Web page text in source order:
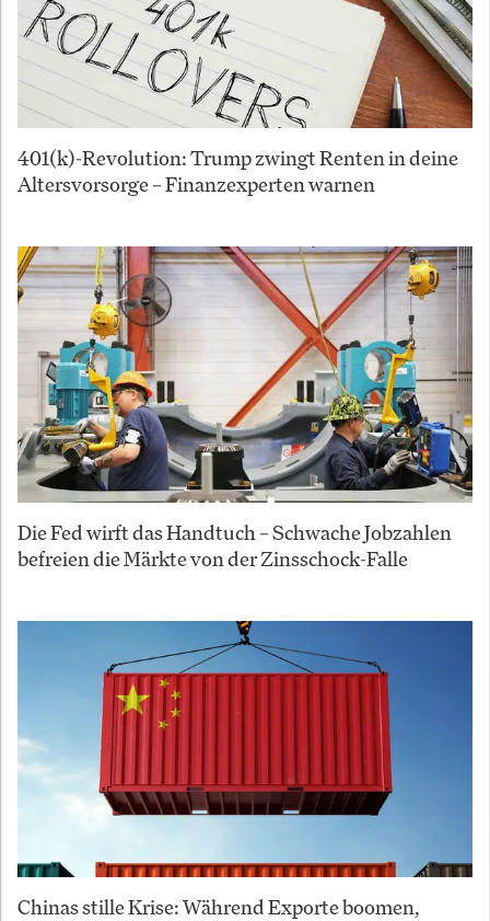
401(k)-Revolution: Trump zwingt Renten in deine
Altersvorsorge – Finanzexperten warnen
Die Fed wirft das Handtuch – Schwache Jobzahlen
befreien die Märkte von der Zinsschock-Falle
Chinas stille Krise: Während Exporte boomen,